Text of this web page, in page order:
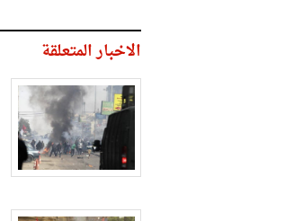
الاخبار المتعلقة